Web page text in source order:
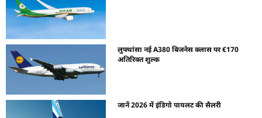
लुफ्थांसा नई A380 बिजनेस क्लास पर €170
अतिरिक्त शुल्क
जानें 2026 में इंडिगो पायलट की सैलरी